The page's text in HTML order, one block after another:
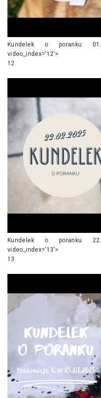
Kundelek o poranku
video_index=’12’>
12
Kundelek o poranku
video_index=’13’>
13